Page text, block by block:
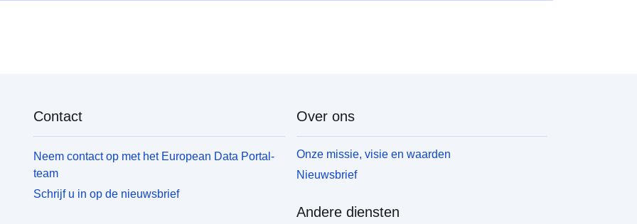
Contact
Neem contact op met het European Data Portal-
team
Schrijf u in op de nieuwsbrief
Over ons
Onze missie, visie en waarden
Nieuwsbrief
Andere diensten